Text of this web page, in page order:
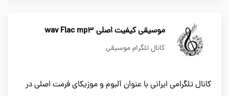
موسیقی کیفیت اصلی wav Flac mp3
کانال تلگرام موسیقی
کانال تلگرامی ایرانی با عنوان آلبوم و موزیکای فرمت اصلی در